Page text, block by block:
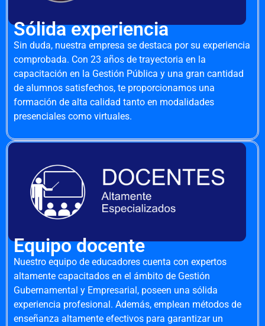
Sólida experiencia
Sin duda, nuestra empresa se destaca por su experiencia
comprobada. Con 23 años de trayectoria en la
capacitación en la Gestión Pública y una gran cantidad
de alumnos satisfechos, te proporcionamos una
formación de alta calidad tanto en modalidades
presenciales como virtuales.
Equipo docente
Nuestro equipo de educadores cuenta con expertos
altamente capacitados en el ámbito de Gestión
Gubernamental y Empresarial, poseen una sólida
experiencia profesional. Además, emplean métodos de
enseñanza altamente efectivos para garantizar un